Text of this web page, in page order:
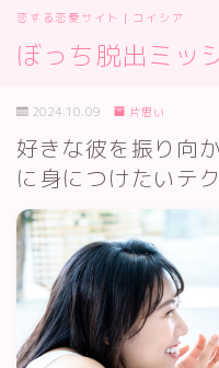
ぼっち脱出ミッ
恋する恋愛サイト｜コイシア
お問い合わせ
サイトマップ
デモプリセット記事 #2
プライバシーポリシー
プライバシーポリシー
利用規約／特定商取引
有料記事の決済完了ペー
運営者情報
運営者情報
2024.10.09 片思い
好きな彼を振り向
に身につけたいテ